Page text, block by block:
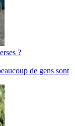
?
de gens sont